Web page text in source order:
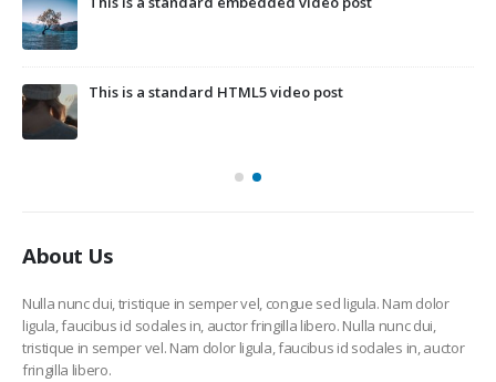
This is a standard HTML5 video post
About Us
Nulla nunc dui, tristique in semper vel, congue sed ligula. Nam dolor
ligula, faucibus id sodales in, auctor fringilla libero. Nulla nunc dui,
tristique in semper vel. Nam dolor ligula, faucibus id sodales in, auctor
fringilla libero.